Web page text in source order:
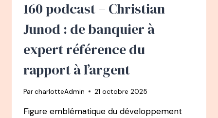
SON
APRÈS
UN
BURN-
OUT
–
DE
BD
160 podcast – Christian
Junod : de banquier à
expert référence du
rapport à l’argent
ParcharlotteAdmin 21 octobre 2025
Figure emblématique du développement